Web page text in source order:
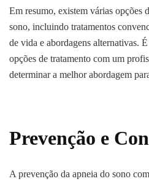
Em resumo, existem várias opções
sono, incluindo tratamentos
de vida e abordagens alternativas.
opções de tratamento com um
determinar a melhor abordagem
Prevenção e
A prevenção da apneia do sono